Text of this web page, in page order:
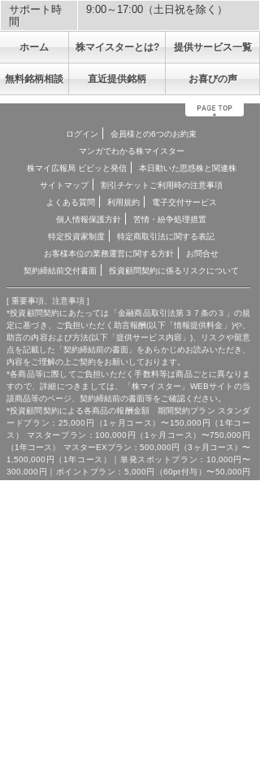
サポート時
間
9:00～17:00（土日祝を除く）
ホーム 株マイスターとは? 提供サービス一覧
無料銘柄相談 直近提供銘柄 お喜びの声
ログイン
会員様との6つのお約束
マンガでわかる株マイスター
株マイ広報局 ビビッと発信
本日動いた思惑株と関連株
サイトマップ
割引チケットご利用時の注意事項
よくある質問
利用規約
電子交付サービス
個人情報保護方針
苦情・紛争処理措置
特定投資家制度
特定商取引法に関する表記
お客様本位の業務運営に関する方針
お問合せ
契約締結前交付書面
投資顧問契約に係るリスクについて
[ 重要事項、注意事項 ]
*投資顧問契約にあたっては「金融商品取引法第３７条の３」の規
定に基づき、ご負担いただく助言報酬(以下「情報提供料金」)や、
助言の内容および方法(以下「提供サービス内容」)、リスクや留意
点を記載した「契約締結前の書面」をあらかじめお読みいただき、
内容をご理解の上ご契約をお願いしております。
*各商品等に際してご負担いただく手数料等は商品ごとに異なりま
すので、詳細につきましては、「株マイスター」WEBサイトの当
該商品等のページ、契約締結前の書面等をご確認ください。
*投資顧問契約による各商品の報酬金額 期間契約プラン スタンダ
ードプラン：25,000円（1ヶ月コース）〜150,000円（1年コー
ス） マスタープラン：100,000円（1ヶ月コース）〜750,000円
（1年コース） マスターEXプラン：500,000円（3ヶ月コース）〜
1,500,000円（1年コース）｜単発スポットプラン：10,000円〜
300,000円｜ポイントプラン：5,000円（60pt付与）〜50,000円